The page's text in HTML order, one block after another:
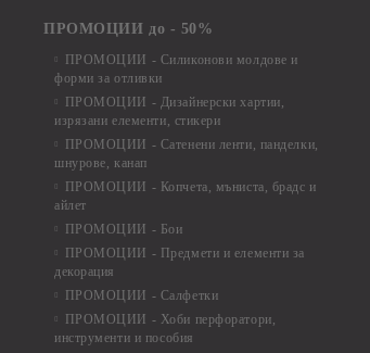
ПРОМОЦИИ до - 50%
ПРОМОЦИИ - Силиконови молдове и
форми за отливки
ПРОМОЦИИ - Дизайнерски хартии,
изрязани елементи, стикери
ПРОМОЦИИ - Сатенени ленти, панделки,
шнурове, канап
ПРОМОЦИИ - Копчета, мъниста, брадс и
айлет
ПРОМОЦИИ - Бои
ПРОМОЦИИ - Предмети и елементи за
декорация
ПРОМОЦИИ - Салфетки
ПРОМОЦИИ - Хоби перфоратори,
инструменти и пособия